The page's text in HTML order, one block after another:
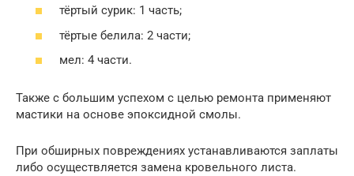
тёртый сурик: 1 часть;
тёртые белила: 2 части;
мел: 4 части.
Также с большим успехом с целью ремонта применяют
мастики на основе эпоксидной смолы.
При обширных повреждениях устанавливаются заплаты
либо осуществляется замена кровельного листа.